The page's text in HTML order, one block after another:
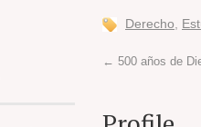
Derecho
← 500 años de